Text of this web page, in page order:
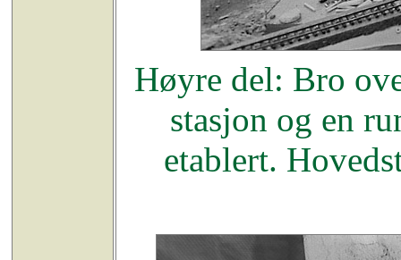
Høyre del: Bro
stasjon og en
etablert.